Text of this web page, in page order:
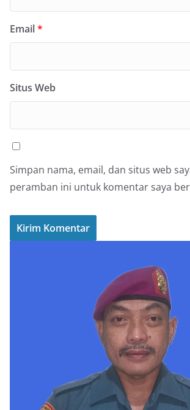
Email*
Situs Web
Simpan nama, email, dan situs web
peramban ini untuk komentar saya